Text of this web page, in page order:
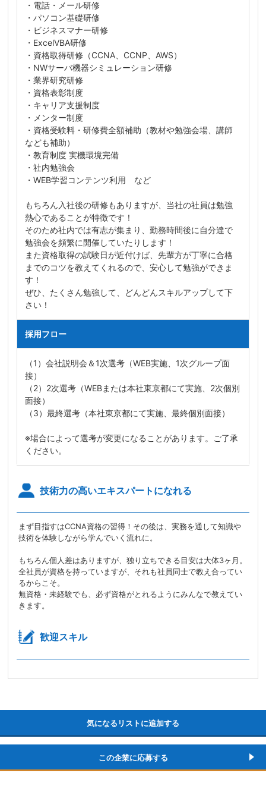
・電話・メール研修
・パソコン基礎研修
・ビジネスマナー研修
・ExcelVBA研修
・資格取得研修（CCNA、CCNP、AWS）
・NWサーバ機器シミュレーション研修
・業界研究研修
・資格表彰制度
・キャリア支援制度
・メンター制度
・資格受験料・研修費全額補助（教材や勉強会場、講師
なども補助）
・教育制度 実機環境完備
・社内勉強会
・WEB学習コンテンツ利用 など
もちろん入社後の研修もありますが、当社の社員は勉強
熱心であることが特徴です！
そのため社内では有志が集まり、勤務時間後に自分達で
勉強会を頻繁に開催していたりします！
また資格取得の試験日が近付けば、先輩方が丁寧に合格
までのコツを教えてくれるので、安心して勉強ができま
す！
ぜひ、たくさん勉強して、どんどんスキルアップして下
さい！
採用フロー
（1）会社説明会＆1次選考（WEB実施、1次グループ面
接）
（2）2次選考（WEBまたは本社東京都にて実施、2次個別
面接）
（3）最終選考（本社東京都にて実施、最終個別面接）
※場合によって選考が変更になることがあります。ご了承
ください。
技術力の高いエキスパートになれる
まず目指すはCCNA資格の習得！その後は、実務を通して知識や
技術を体験しながら学んでいく流れに。
もちろん個人差はありますが、独り立ちできる目安は大体3ヶ月。
全社員が資格を持っていますが、それも社員同士で教え合ってい
るからこそ。
無資格・未経験でも、必ず資格がとれるようにみんなで教えてい
きます。
歓迎スキル
この企業に応募する
気になるリストに追加する